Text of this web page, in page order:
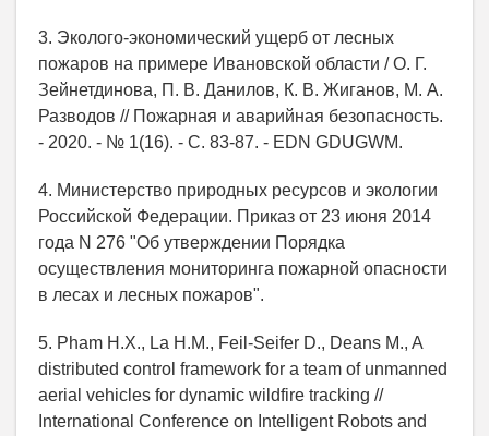
3. Эколого-экономический ущерб от лесных
пожаров на примере Ивановской области / О. Г.
Зейнетдинова, П. В. Данилов, К. В. Жиганов, М. А.
Разводов // Пожарная и аварийная безопасность.
- 2020. - № 1(16). - С. 83-87. - EDN GDUGWM.
4. Министерство природных ресурсов и экологии
Российской Федерации. Приказ от 23 июня 2014
года N 276 "Об утверждении Порядка
осуществления мониторинга пожарной опасности
в лесах и лесных пожаров".
5. Pham H.X., La H.M., Feil-Seifer D., Deans M., A
distributed control framework for a team of unmanned
aerial vehicles for dynamic wildfire tracking //
International Conference on Intelligent Robots and